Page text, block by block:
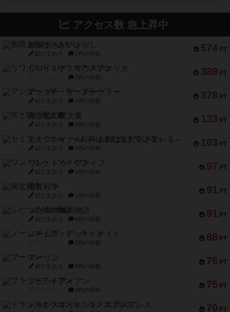
アクセス数 急上昇中
574 PT
無限まちがいさがし
紹介文あり 2件の投稿
389 PT
リワイルド：サウスアメリカ
2件の投稿
378 PT
アンダー・ザ・テーブラー
紹介文あり 1件の投稿
133 PT
宵と暁の呪文書
紹介文あり 8件の投稿
103 PT
セミファイナル ～お前はまだ生きている～
紹介文あり 1件の投稿
97 PT
ワン・トゥ・ファイブ
紹介文あり 1件の投稿
91 PT
南北戦争
紹介文あり 1件の投稿
91 PT
ふたつの城の物語
紹介文あり 6件の投稿
88 PT
ノームズ・アット・ナイト
1件の投稿
76 PT
マーリン
紹介文あり 6件の投稿
75 PT
フラットアイアン
2件の投稿
70 PT
トランスオリエント・エクスプレス